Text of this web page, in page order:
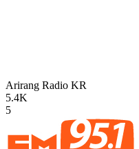
Arirang Radio KR
5.4K
5